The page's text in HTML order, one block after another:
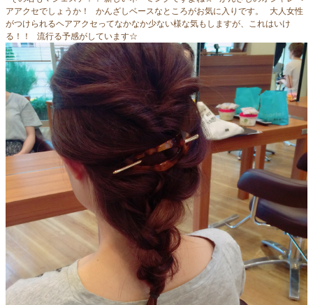
アアクセでしょうか！ かんざしベースなところがお気に入りです。 大人女性
がつけられるヘアアクセってなかなか少ない様な気もしますが、これはいけ
る！！ 流行る予感がしています☆